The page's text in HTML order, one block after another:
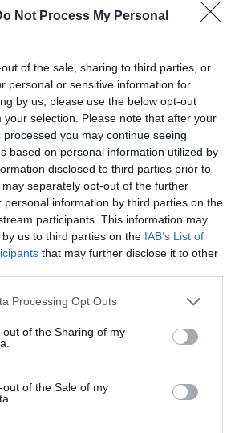
Not Process My Personal
of the sale, sharing to third parties, or
personal or sensitive information for
by us, please use the below opt-out
your selection. Please note that after your
you may continue seeing
based on personal information utilized by
disclosed to third parties prior to
separately opt-out of the further
personal information by third parties on the
participants. This information may
us to third parties on the IAB’s List of
that may further disclose it to other
Processing Opt Outs
out of the Sharing of my
out of the Sale of my
το The Atlantic, τιμά
πρότυπο πολύτεκνης
«που έχει πάψει να
κανόνα από τη δεκαετία
του 1850».
όχι μόνο κάνουν λιγότερα
μοναχοπαίδιαείναιπιο κοινά
με αμερικανικές
αριθμός παιδιών ανά γυναίκα
το 1957σε1,7το2021. Παρ’
(Pew Research Center)
να πιστεύει ότι οι οικογένειες θα
τρίακαι πάνω. Αυτό φυσικά
με την πραγματικότητα,